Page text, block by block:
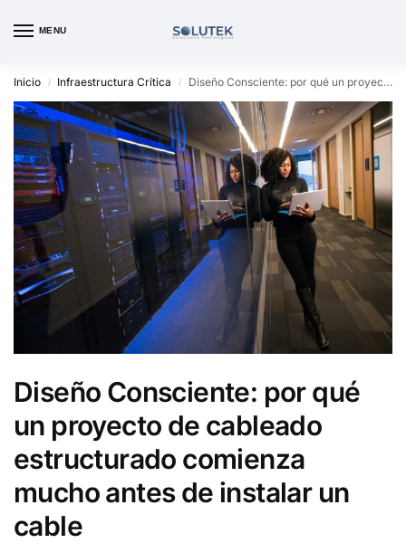
MENU
Inicio / Infraestructura Crítica / Diseño Consciente: por qué un proyecto de cableado estructurado comienza mucho antes de instalar un cable
Diseño Consciente: por qué
un proyecto de cableado
estructurado comienza
mucho antes de instalar un
cable